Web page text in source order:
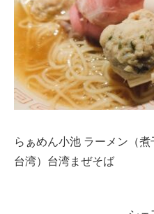
らぁめん小池 ラーメン（
台湾）台湾まぜそば